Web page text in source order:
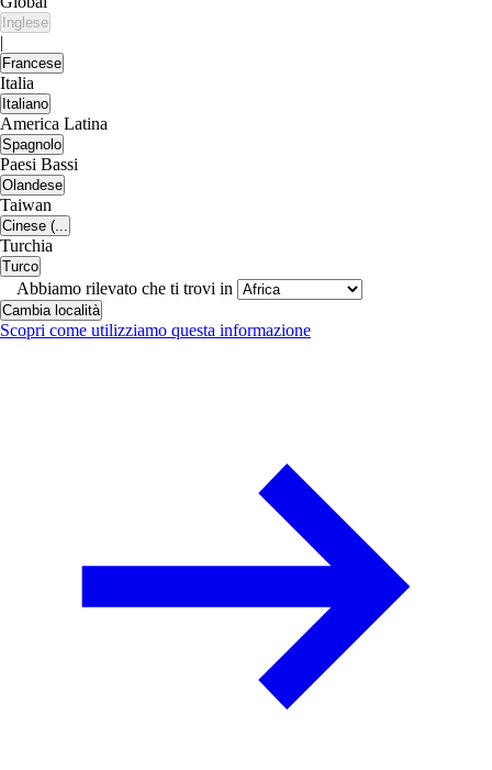
Inglese
|
Francese
Italia
Italiano
America Latina
Spagnolo
Paesi Bassi
Olandese
Taiwan
Cinese (...
Turchia
Turco
Abbiamo rilevato che ti trovi in
Cambia località
Scopri come utilizziamo questa informazione